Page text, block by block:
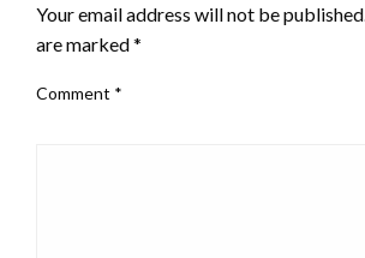
Your email address will not be published.
are marked*
Comment *